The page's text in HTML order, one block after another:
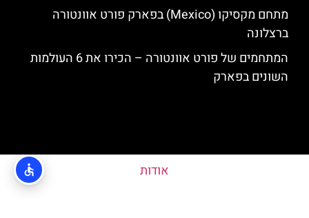
מתחם מקסיקו (Mexico) בפארק פורט אוונטורה
ברצלונה
המתחמים של פורט אוונטורה – הכירו את 6 העולמות
השונים בפארק
אודות